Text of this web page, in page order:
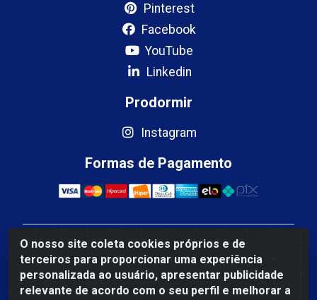
O nosso site coleta cookies próprios e de
terceiros para proporcionar uma experiência
personalizada ao usuário, apresentar publicidade
relevante de acordo com o seu perfil e melhorar a
Pinterest
Facebook
YouTube
Linkedin
Prodormir
Instagram
Formas de Pagamento
Mercosul Espumas Industriais LTDA - Rua 13, SN,
Quadra009 Lote 0007 - Polo Empresarial Goias - Etapa
IV - Aparecida de Goiânia/GO - CEP 74.985-113 - CNPJ
10.755.005/0001-88